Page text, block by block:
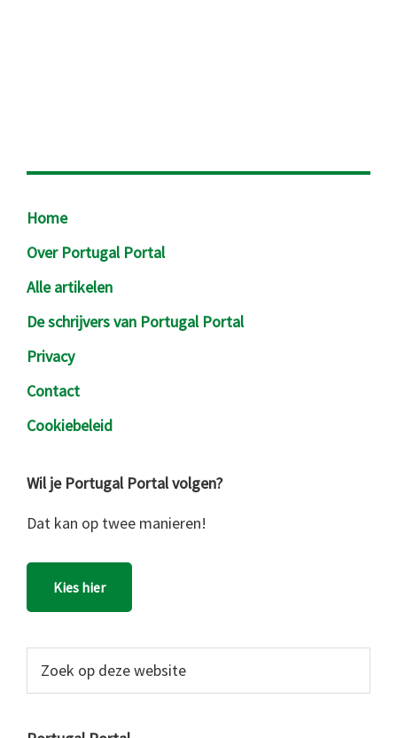
Footer
Home
Over Portugal Portal
Alle artikelen
De schrijvers van Portugal Portal
Privacy
Contact
Cookiebeleid
Wil je Portugal Portal volgen?
Dat kan op twee manieren!
Kies hier